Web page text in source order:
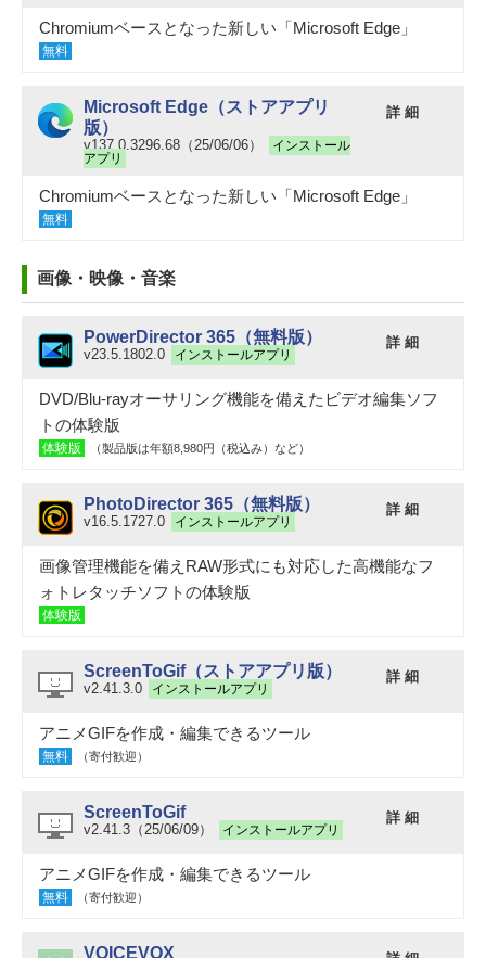
Chromiumベースとなった新しい「Microsoft Edge」
無料
Microsoft Edge（ストアアプリ
版）
v137.0.3296.68（25/06/06）
インストール
アプリ
詳 細
Chromiumベースとなった新しい「Microsoft Edge」
無料
画像・映像・音楽
PowerDirector 365（無料版）
v23.5.1802.0 インストールアプリ
詳 細
DVD/Blu-rayオーサリング機能を備えたビデオ編集ソフ
トの体験版
体験版 （製品版は年額8,980円（税込み）など）
PhotoDirector 365（無料版）
v16.5.1727.0 インストールアプリ
詳 細
画像管理機能を備えRAW形式にも対応した高機能なフ
ォトレタッチソフトの体験版
体験版
ScreenToGif（ストアアプリ版）
v2.41.3.0 インストールアプリ
詳 細
アニメGIFを作成・編集できるツール
無料 （寄付歓迎）
ScreenToGif
v2.41.3（25/06/09） インストールアプリ
詳 細
アニメGIFを作成・編集できるツール
無料 （寄付歓迎）
VOICEVOX